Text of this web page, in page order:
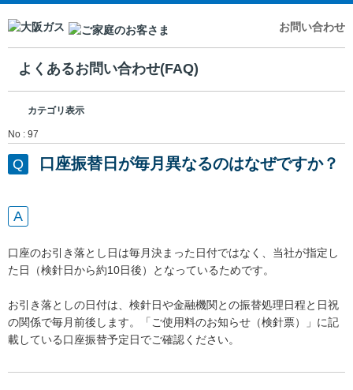
お問い合わせ
よくあるお問い合わせ(FAQ)
カテゴリ表示
No : 97
口座振替日が毎月異なるのはなぜですか？
口座のお引き落とし日は毎月決まった日付ではなく、当社が指定し
た日（検針日から約10日後）となっているためです。
お引き落としの日付は、検針日や金融機関との振替処理日程と日祝
の関係で毎月前後します。「ご使用料のお知らせ（検針票）」に記
載している口座振替予定日でご確認ください。